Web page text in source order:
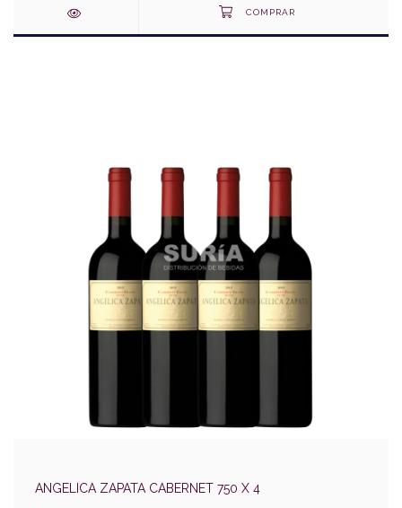
ANGELICA ZAPATA CABERNET 750 X 4